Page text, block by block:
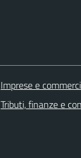
Imprese e
Tributi, finanze e